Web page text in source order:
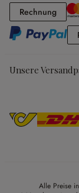
Rechnung
Unsere
Alle Preise